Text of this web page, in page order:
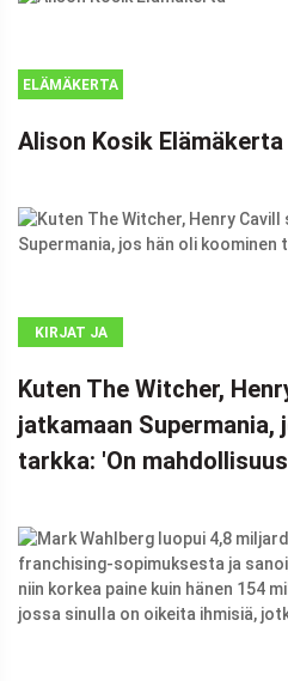
ELÄMÄKERTA
Alison Kosik Elämäkerta
KIRJAT JA
Kuten The Witcher,
jatkamaan Supermania,
tarkka: 'On